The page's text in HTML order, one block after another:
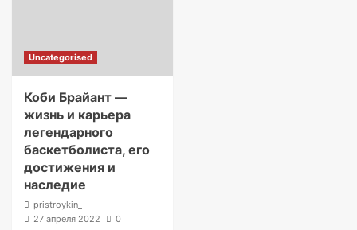
Uncategorised
Коби Брайант —
жизнь и карьера
легендарного
баскетболиста, его
достижения и
наследие
pristroykin_
27 апреля 2022
0